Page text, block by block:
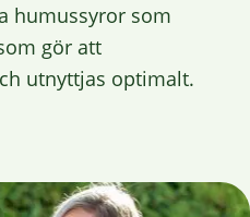
humussyror som
gör att
utnyttjas optimalt.